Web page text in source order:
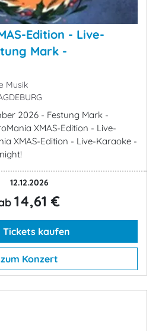
Edition - Live-
Mark -
Musik
2026 - Festung Mark -
XMAS-Edition - Live-
XMAS-Edition - Live-Karaoke -
12.12.2026
14,61 €
Tickets kaufen
zum Konzert